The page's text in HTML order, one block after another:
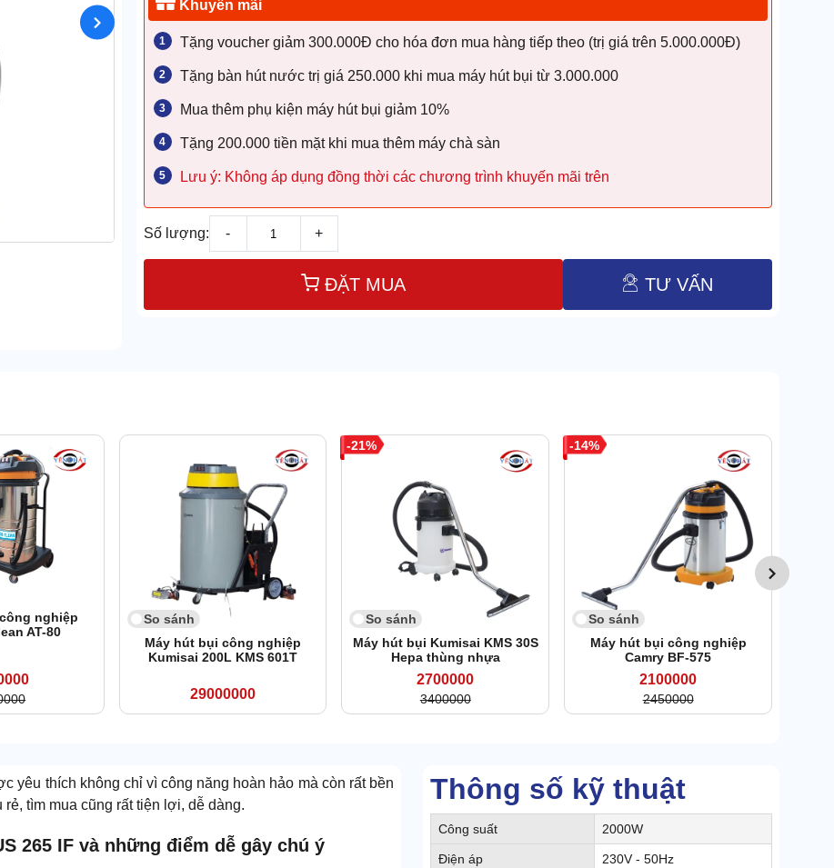
Khuyến mãi
Tặng voucher giảm 300.000Đ cho hóa đơn mua hàng tiếp theo (trị giá trên 5.000.000Đ)
Tặng bàn hút nước trị giá 250.000 khi mua máy hút bụi từ 3.000.000
Mua thêm phụ kiện máy hút bụi giảm 10%
Tặng 200.000 tiền mặt khi mua thêm máy chà sàn
Lưu ý: Không áp dụng đồng thời các chương trình khuyến mãi trên
Số lượng: - +
ĐẶT MUA TƯ VẤN
nghiệp
AT-80
So sánh
Máy hút bụi công nghiệp
Kumisai 200L KMS 601T
29000000
21
So sánh
Máy hút bụi Kumisai KMS 30S
Hepa thùng nhựa
2700000
3400000
14
So sánh
Máy hút bụi công nghiệp
Camry BF-575
2100000
2450000
Thông số kỹ thuật
Công suất 2000W
Điện áp 230V - 50Hz
yêu thích không chỉ vì công năng hoàn hảo mà còn rất bền
tìm mua cũng rất tiện lợi, dễ dàng.
265 IF và những điểm dễ gây chú ý